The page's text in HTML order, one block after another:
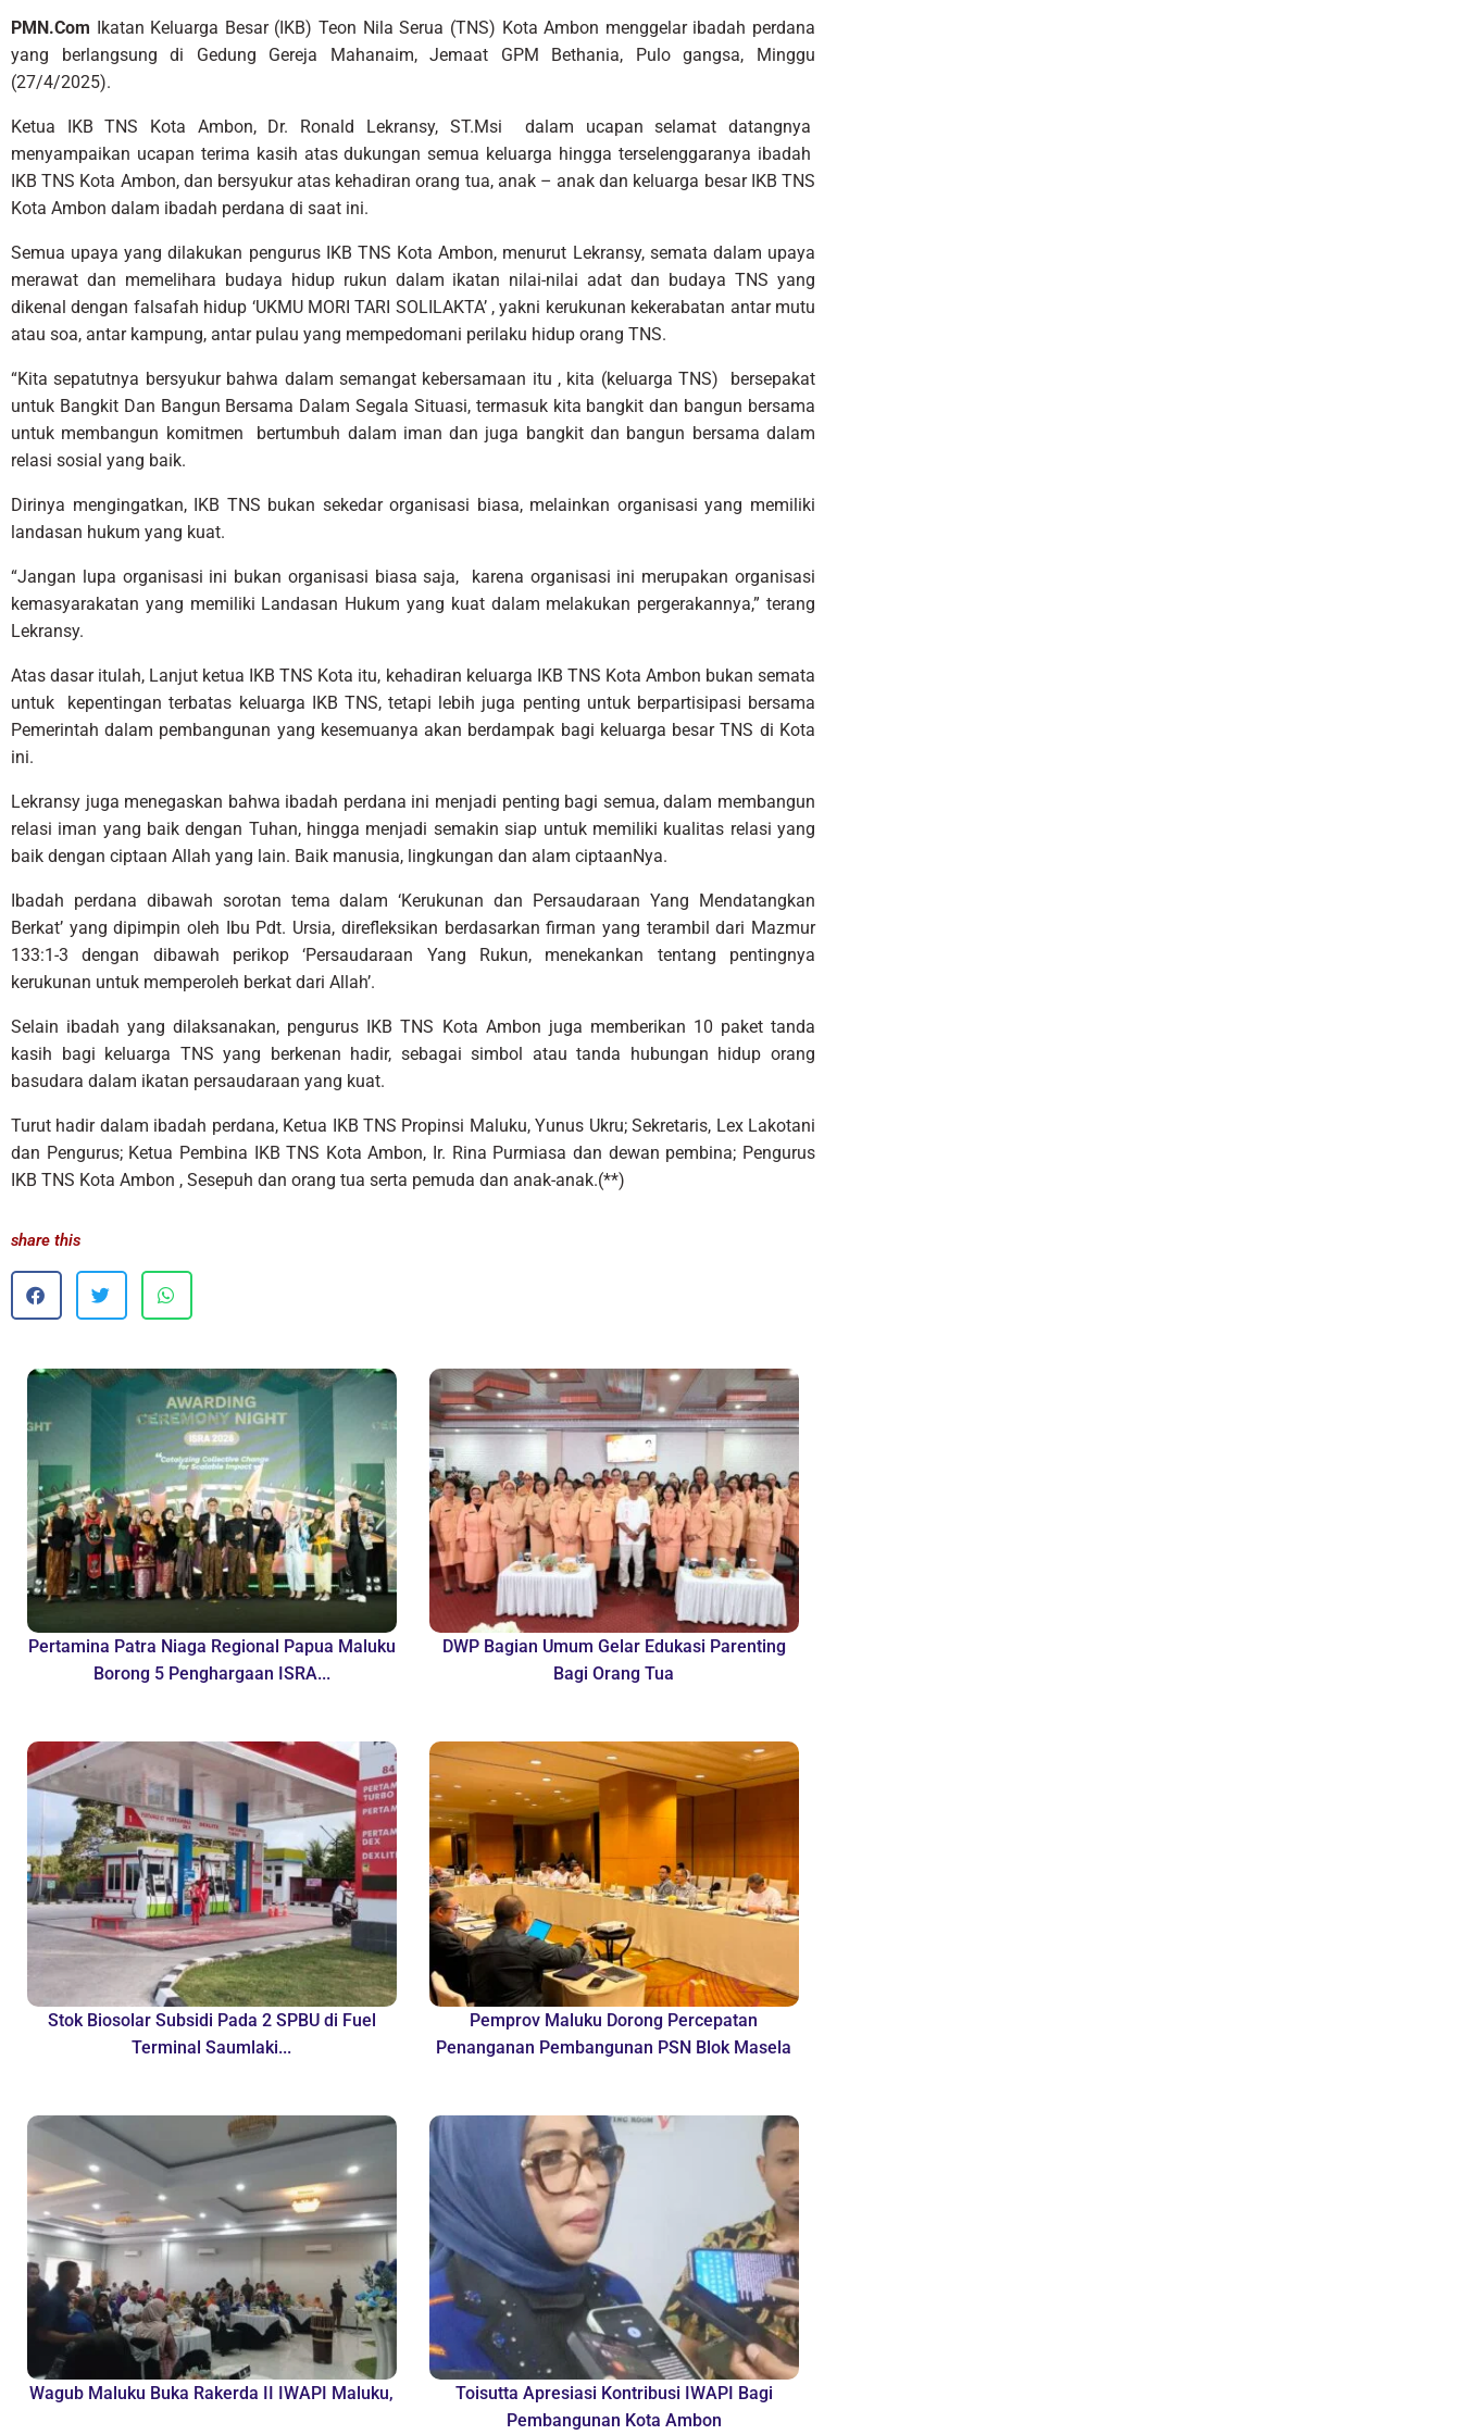
PMN.Com Ikatan Keluarga Besar (IKB) Teon Nila Serua (TNS) Kota Ambon menggelar ibadah perdana
yang berlangsung di Gedung Gereja Mahanaim, Jemaat GPM Bethania, Pulo gangsa, Minggu
(27/4/2025).
Ketua IKB TNS Kota Ambon, Dr. Ronald Lekransy, ST.Msi dalam ucapan selamat datangnya
menyampaikan ucapan terima kasih atas dukungan semua keluarga hingga terselenggaranya ibadah
IKB TNS Kota Ambon, dan bersyukur atas kehadiran orang tua, anak – anak dan keluarga besar IKB TNS
Kota Ambon dalam ibadah perdana di saat ini.
Semua upaya yang dilakukan pengurus IKB TNS Kota Ambon, menurut Lekransy, semata dalam upaya
merawat dan memelihara budaya hidup rukun dalam ikatan nilai-nilai adat dan budaya TNS yang
dikenal dengan falsafah hidup ‘UKMU MORI TARI SOLILAKTA’ , yakni kerukunan kekerabatan antar mutu
atau soa, antar kampung, antar pulau yang mempedomani perilaku hidup orang TNS.
“Kita sepatutnya bersyukur bahwa dalam semangat kebersamaan itu , kita (keluarga TNS) bersepakat
untuk Bangkit Dan Bangun Bersama Dalam Segala Situasi, termasuk kita bangkit dan bangun bersama
untuk membangun komitmen bertumbuh dalam iman dan juga bangkit dan bangun bersama dalam
relasi sosial yang baik.
Dirinya mengingatkan, IKB TNS bukan sekedar organisasi biasa, melainkan organisasi yang memiliki
landasan hukum yang kuat.
“Jangan lupa organisasi ini bukan organisasi biasa saja, karena organisasi ini merupakan organisasi
kemasyarakatan yang memiliki Landasan Hukum yang kuat dalam melakukan pergerakannya,” terang
Lekransy.
Atas dasar itulah, Lanjut ketua IKB TNS Kota itu, kehadiran keluarga IKB TNS Kota Ambon bukan semata
untuk kepentingan terbatas keluarga IKB TNS, tetapi lebih juga penting untuk berpartisipasi bersama
Pemerintah dalam pembangunan yang kesemuanya akan berdampak bagi keluarga besar TNS di Kota
ini.
Lekransy juga menegaskan bahwa ibadah perdana ini menjadi penting bagi semua, dalam membangun
relasi iman yang baik dengan Tuhan, hingga menjadi semakin siap untuk memiliki kualitas relasi yang
baik dengan ciptaan Allah yang lain. Baik manusia, lingkungan dan alam ciptaanNya.
Ibadah perdana dibawah sorotan tema dalam ‘Kerukunan dan Persaudaraan Yang Mendatangkan
Berkat’ yang dipimpin oleh Ibu Pdt. Ursia, direfleksikan berdasarkan firman yang terambil dari Mazmur
133:1-3 dengan dibawah perikop ‘Persaudaraan Yang Rukun, menekankan tentang pentingnya
kerukunan untuk memperoleh berkat dari Allah’.
Selain ibadah yang dilaksanakan, pengurus IKB TNS Kota Ambon juga memberikan 10 paket tanda
kasih bagi keluarga TNS yang berkenan hadir, sebagai simbol atau tanda hubungan hidup orang
basudara dalam ikatan persaudaraan yang kuat.
Turut hadir dalam ibadah perdana, Ketua IKB TNS Propinsi Maluku, Yunus Ukru; Sekretaris, Lex Lakotani
dan Pengurus; Ketua Pembina IKB TNS Kota Ambon, Ir. Rina Purmiasa dan dewan pembina; Pengurus
IKB TNS Kota Ambon , Sesepuh dan orang tua serta pemuda dan anak-anak.(**)
share this
Pertamina Patra Niaga Regional Papua Maluku
Borong 5 Penghargaan ISRA...
DWP Bagian Umum Gelar Edukasi Parenting
Bagi Orang Tua
Stok Biosolar Subsidi Pada 2 SPBU di Fuel
Terminal Saumlaki...
Pemprov Maluku Dorong Percepatan
Penanganan Pembangunan PSN Blok Masela
Wagub Maluku Buka Rakerda II IWAPI Maluku,
Toisutta Apresiasi Kontribusi IWAPI Bagi
Pembangunan Kota Ambon